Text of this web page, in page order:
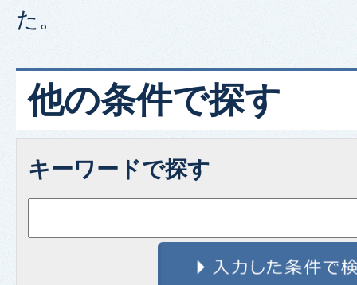
た。
他の条件で探す
キーワードで探す